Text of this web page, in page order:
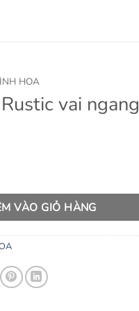
HOA
vai ngang
ngang số lượng
VÀO GIỎ HÀNG